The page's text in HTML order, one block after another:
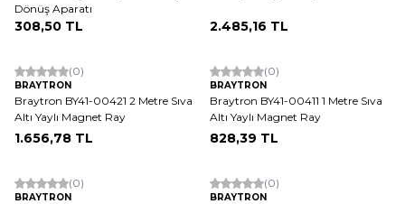
Dönüş Aparatı
308,50 TL 2.485,16 TL
(0)
BRAYTRON
Braytron BY41-00421 2 Metre Sıva
Altı Yaylı Magnet Ray
1.656,78 TL
(0)
BRAYTRON
Braytron BY41-00411 1 Metre Sıva
Altı Yaylı Magnet Ray
828,39 TL
(0)
BRAYTRON
(0)
BRAYTRON